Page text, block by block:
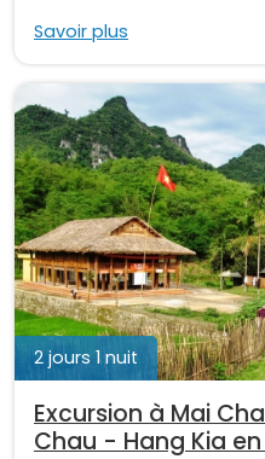
Savoir plus
2 jours 1 nuit
Excursion à Mai
Chau - Hang Kia